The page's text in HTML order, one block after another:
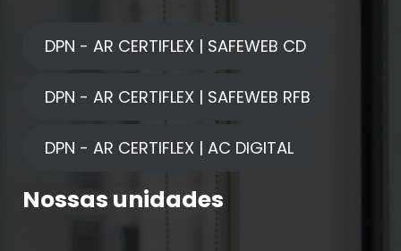
DPN - AR CERTIFLEX | SAFEWEB CD
DPN - AR CERTIFLEX | SAFEWEB RFB
DPN - AR CERTIFLEX | AC DIGITAL
Nossas unidades